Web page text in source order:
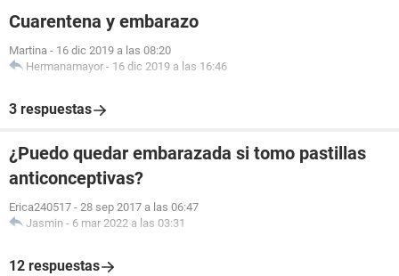
Cuarentena y embarazo
Martina - 16 dic 2019 a las 08:20
Hermanamayor - 16 dic 2019 a las 16:46
3 respuestas
¿Puedo quedar embarazada si tomo pastillas
anticonceptivas?
Erica240517 - 28 sep 2017 a las 06:47
Jasmin - 6 mar 2022 a las 03:31
12 respuestas